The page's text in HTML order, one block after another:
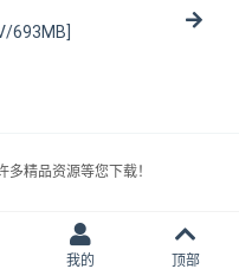
693MB]
精品资源等您下载！
我的 顶部